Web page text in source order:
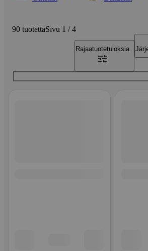
90 tuotettaSivu 1 / 4
Rajaatuotetuloksia